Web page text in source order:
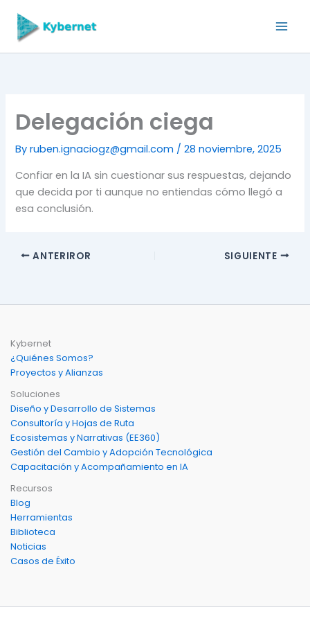
content
Delegación ciega
Byruben.ignaciogz@gmail.com /28 noviembre, 2025
Confiar en la IA sin cuestionar sus respuestas, dejando
que decida por ti aunque no entiendas cómo llegó a
esa conclusión.
ANTERIROR SIGUIENTE
Kybernet
¿Quiénes Somos?
Proyectos y Alianzas
Soluciones
Diseño y Desarrollo de Sistemas
Consultoría y Hojas de Ruta
Ecosistemas y Narrativas (EE360)
Gestión del Cambio y Adopción Tecnológica
Capacitación y Acompañamiento en IA
Recursos
Blog
Herramientas
Biblioteca
Noticias
Casos de Éxito